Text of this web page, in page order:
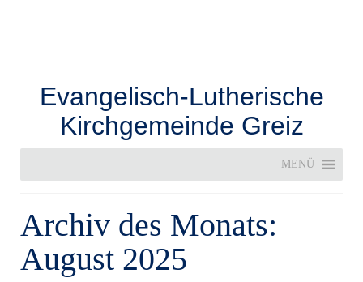
Evangelisch-Lutherische
Kirchgemeinde Greiz
MENÜ
Archiv des Monats:
August 2025